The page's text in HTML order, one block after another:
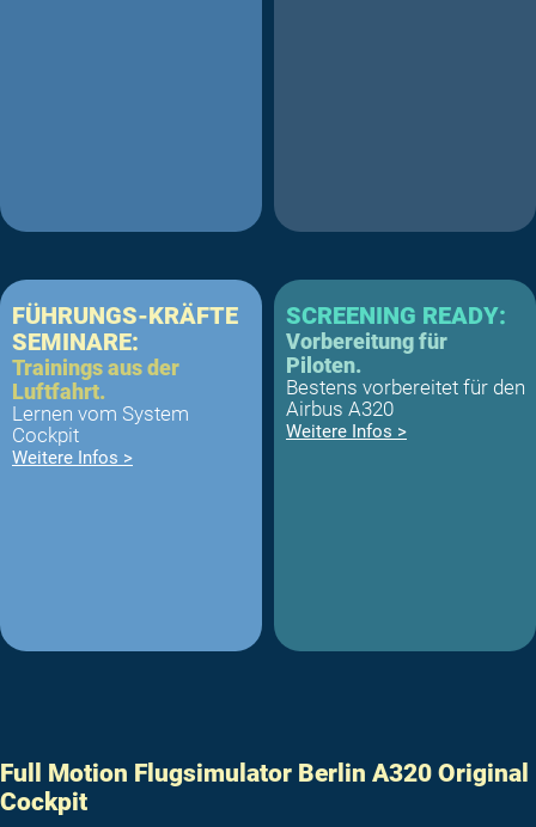
FÜHRUNGS-KRÄFTE
SEMINARE:
Trainings aus der
Luftfahrt.
Lernen vom System
Cockpit
Weitere Infos >
SCREENING READY:
Vorbereitung für
Piloten.
Bestens vorbereitet für den
Airbus A320
Weitere Infos >
Full Motion Flugsimulator Berlin A320 Original
Cockpit